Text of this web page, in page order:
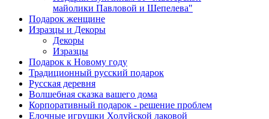
майолики Павловой и Шепелева"
Подарок женщине
Изразцы и Декоры
Декоры
Изразцы
Подарок к Новому году
Традиционный русский подарок
Русская деревня
Волшебная сказка вашего дома
Корпоративный подарок - решение проблем
Елочные игрушки Холуйской лаковой